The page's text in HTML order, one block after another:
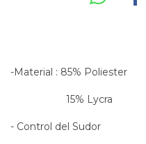
-Material : 85% Poliester
15% Lycra
- Control del Sudor